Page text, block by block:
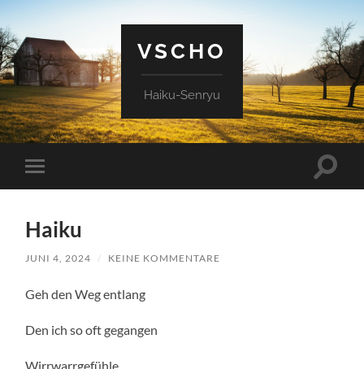
VSCHO
Haiku-Senryu
Mobile-
Menü
Haiku
JUNI 4, 2024 / KEINE KOMMENTARE
Geh den Weg entlang
Den ich so oft gegangen
Wirrwarrgefühle